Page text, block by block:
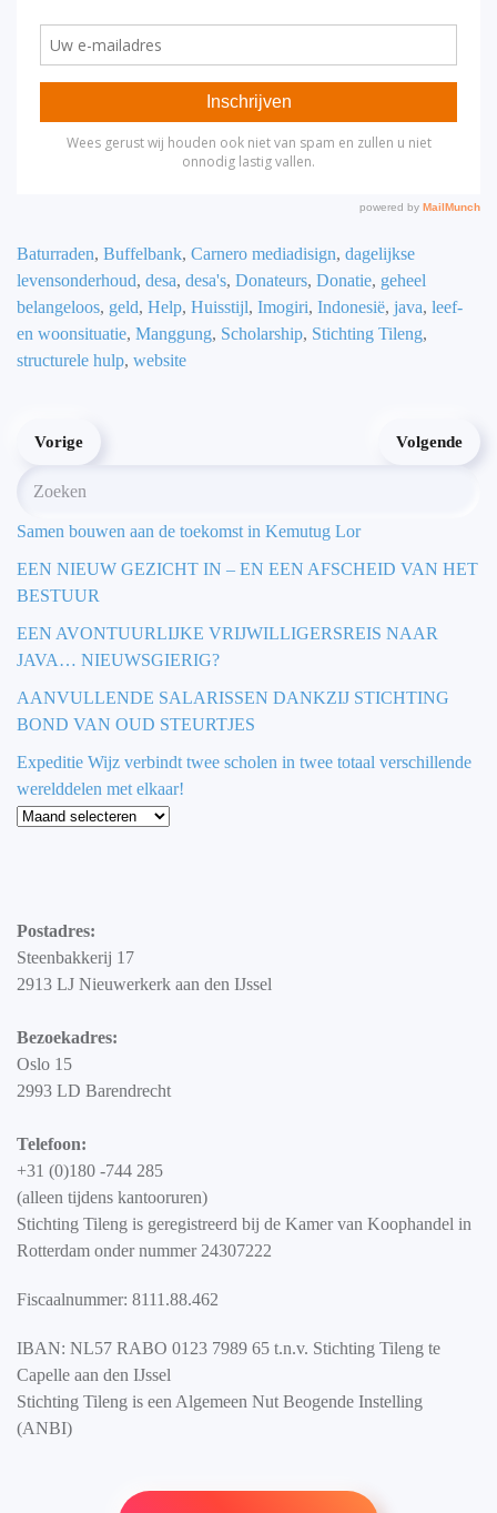
Baturraden, Buffelbank, Carnero mediadisign, dagelijkse
levensonderhoud, desa, desa's, Donateurs, Donatie, geheel
belangeloos, geld, Help, Huisstijl, Imogiri, Indonesië, java, leef-
en woonsituatie, Manggung, Scholarship, Stichting Tileng,
structurele hulp, website
Vorige Volgende
Samen bouwen aan de toekomst in Kemutug Lor
EEN NIEUW GEZICHT IN – EN EEN AFSCHEID VAN HET
BESTUUR
EEN AVONTUURLIJKE VRIJWILLIGERSREIS NAAR
JAVA… NIEUWSGIERIG?
AANVULLENDE SALARISSEN DANKZIJ STICHTING
BOND VAN OUD STEURTJES
Expeditie Wijz verbindt twee scholen in twee totaal verschillende
werelddelen met elkaar!
Blog
Postadres:
Steenbakkerij 17
2913 LJ Nieuwerkerk aan den IJssel
Bezoekadres:
Oslo 15
2993 LD Barendrecht
Telefoon:
+31 (0)180 -744 285
(alleen tijdens kantooruren)
Stichting Tileng is geregistreerd bij de Kamer van Koophandel in
Rotterdam onder nummer 24307222
Fiscaalnummer: 8111.88.462
IBAN: NL57 RABO 0123 7989 65 t.n.v. Stichting Tileng te
Capelle aan den IJssel
Stichting Tileng is een Algemeen Nut Beogende Instelling
(ANBI)